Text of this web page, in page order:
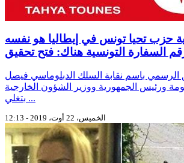
حزب تحيا تونس في إيطاليا هو نفسه
السفارة التونسية هناك: فتح تحقيق
الرسمي باسم نقابة السلك الدبلوماسي فيصل
ورئيس الجمهورية ووزير الشؤون الخارجية
بتغلي ...
الخميس، 22 أوت، 2019 - 12:13